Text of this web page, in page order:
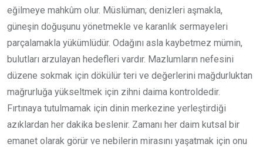
eğilmeye mahkûm olur. Müslüman; denizleri aşmakla,
güneşin doğuşunu yönetmekle ve karanlık sermayeleri
parçalamakla yükümlüdür. Odağını asla kaybetmez mümin,
bulutları arzulayan hedefleri vardır. Mazlumların nefesini
düzene sokmak için dökülür teri ve değerlerini mağdurluktan
mağrurluğa yükseltmek için zihni daima kontroldedir.
Fırtınaya tutulmamak için dinin merkezine yerleştirdiği
azıklardan her dakika beslenir. Zamanı her daim kutsal bir
emanet olarak görür ve nebilerin mirasını yaşatmak için onu